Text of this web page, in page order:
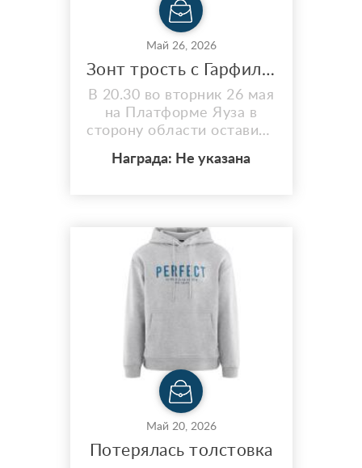
Май 26, 2026
Зонт трость с Гарфилдом
В 20.30 во вторник 26 мая
на Платформе Яуза в
сторону области оставила
дорогой моему сердцу...
кто-то нашел, напишите
пожалуйста...
Награда: Не указана
Май 20, 2026
Потерялась толстовка